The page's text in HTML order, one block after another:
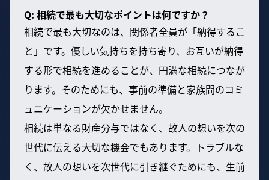
Q: 相続で最も大切なポイントは何ですか？
相続で最も大切なのは、関係者全員が「納得するこ
と」です。優しい気持ちを持ち寄り、お互いが納得
する形で相続を進めることが、円満な相続につなが
ります。そのためにも、事前の準備と家族間のコミ
ュニケーションが欠かせません。
相続は単なる財産分与ではなく、故人の想いを次の
世代に伝える大切な機会でもあります。トラブルな
く、故人の想いを次世代に引き継ぐためにも、生前